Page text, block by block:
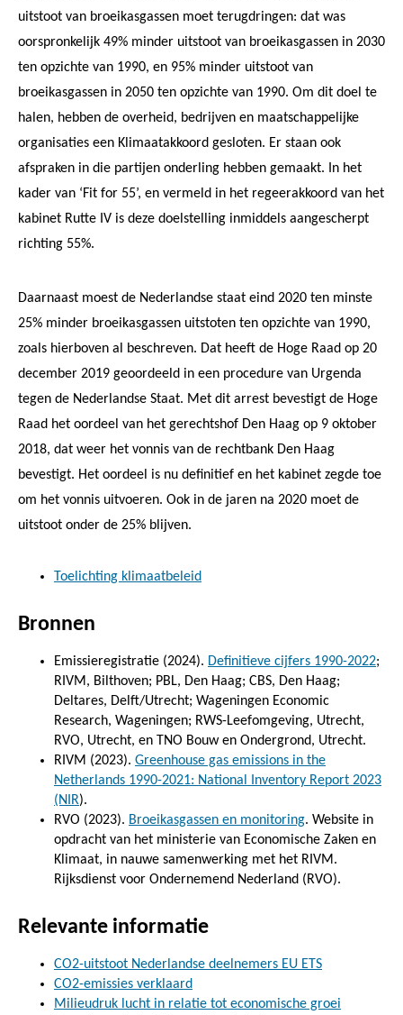
uitstoot van broeikasgassen moet terugdringen: dat was
oorspronkelijk 49% minder uitstoot van broeikasgassen in 2030
ten opzichte van 1990, en 95% minder uitstoot van
broeikasgassen in 2050 ten opzichte van 1990. Om dit doel te
halen, hebben de overheid, bedrijven en maatschappelijke
organisaties een Klimaatakkoord gesloten. Er staan ook
afspraken in die partijen onderling hebben gemaakt. In het
kader van ‘Fit for 55’, en vermeld in het regeerakkoord van het
kabinet Rutte IV is deze doelstelling inmiddels aangescherpt
richting 55%.
Daarnaast moest de Nederlandse staat eind 2020 ten minste
25% minder broeikasgassen uitstoten ten opzichte van 1990,
zoals hierboven al beschreven. Dat heeft de Hoge Raad op 20
december 2019 geoordeeld in een procedure van Urgenda
tegen de Nederlandse Staat. Met dit arrest bevestigt de Hoge
Raad het oordeel van het gerechtshof Den Haag op 9 oktober
2018, dat weer het vonnis van de rechtbank Den Haag
bevestigt. Het oordeel is nu definitief en het kabinet zegde toe
om het vonnis uitvoeren. Ook in de jaren na 2020 moet de
uitstoot onder de 25% blijven.
Toelichting klimaatbeleid
Bronnen
Emissieregistratie (2024). Definitieve cijfers 1990-2022;
RIVM, Bilthoven; PBL, Den Haag; CBS, Den Haag;
Deltares, Delft/Utrecht; Wageningen Economic
Research, Wageningen; RWS-Leefomgeving, Utrecht,
RVO, Utrecht, en TNO Bouw en Ondergrond, Utrecht.
RIVM (2023). Greenhouse gas emissions in the
Netherlands 1990-2021: National Inventory Report 2023
(NIR).
RVO (2023). Broeikasgassen en monitoring. Website in
opdracht van het ministerie van Economische Zaken en
Klimaat, in nauwe samenwerking met het RIVM.
Rijksdienst voor Ondernemend Nederland (RVO).
Relevante informatie
CO2-uitstoot Nederlandse deelnemers EU ETS
CO2-emissies verklaard
Milieudruk lucht in relatie tot economische groei